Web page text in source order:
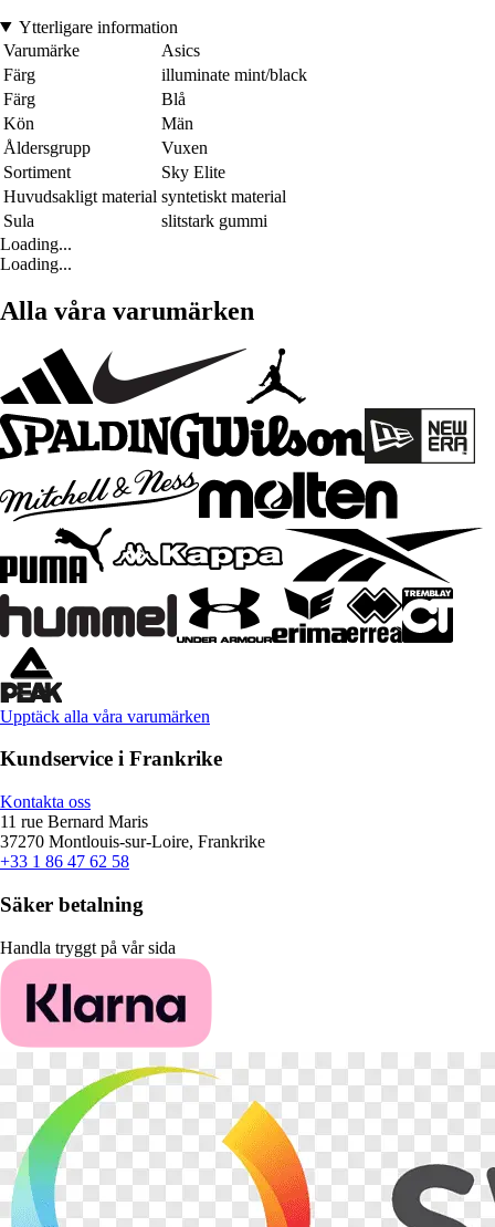
Ytterligare information
Varumärke
Asics
Färg
illuminate mint/black
Färg
Blå
Kön
Män
Åldersgrupp
Vuxen
Sortiment
Sky Elite
Huvudsakligt material syntetiskt material
Sula
slitstark gummi
Loading...
Loading...
Alla våra varumärken
Upptäck alla våra varumärken
Kundservice i Frankrike
Kontakta oss
11 rue Bernard Maris
37270 Montlouis-sur-Loire, Frankrike
+33 1 86 47 62 58
Säker betalning
Handla tryggt på vår sida